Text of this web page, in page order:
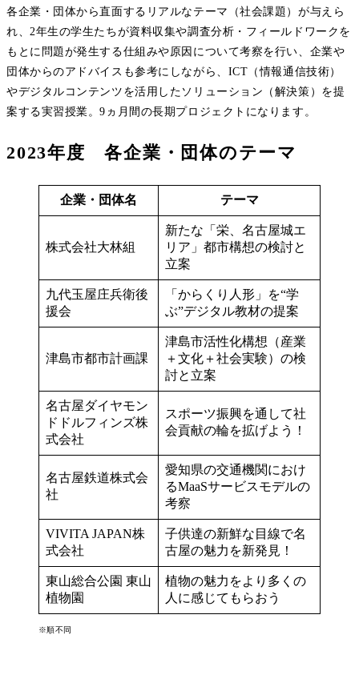
各企業・団体から直面するリアルなテーマ（社会課題）が与えら
れ、2年生の学生たちが資料収集や調査分析・フィールドワークを
もとに問題が発生する仕組みや原因について考察を行い、企業や
団体からのアドバイスも参考にしながら、ICT（情報通信技術）
やデジタルコンテンツを活用したソリューション（解決策）を提
案する実習授業。9ヵ月間の長期プロジェクトになります。
2023年度 各企業・団体のテーマ
企業・団体名 テーマ
株式会社大林組
新たな「栄、名古屋城エ
リア」都市構想の検討と
立案
九代玉屋庄兵衛後
援会
「からくり人形」を“学
ぶ”デジタル教材の提案
津島市都市計画課
津島市活性化構想（産業
＋文化＋社会実験）の検
討と立案
名古屋ダイヤモン
ドドルフィンズ株
式会社
スポーツ振興を通して社
会貢献の輪を拡げよう！
名古屋鉄道株式会
社
愛知県の交通機関におけ
るMaaSサービスモデルの
考察
VIVITA JAPAN株
式会社
子供達の新鮮な目線で名
古屋の魅力を新発見！
東山総合公園 東山
植物園
植物の魅力をより多くの
人に感じてもらおう
※順不同